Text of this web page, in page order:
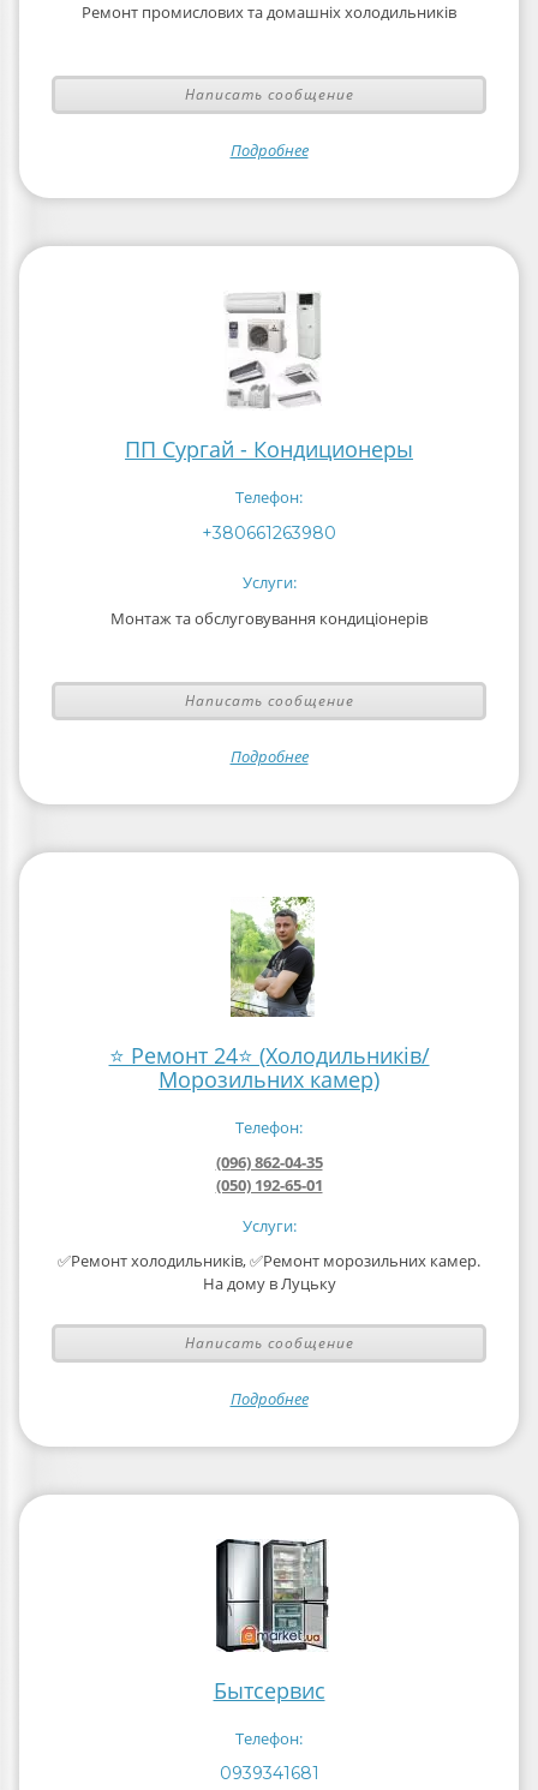
Ремонт промислових та домашніх холодильників
Написать сообщение
Подробнее
ПП Сургай - Кондиционеры
Телефон:
+380661263980
Услуги:
Монтаж та обслуговування кондиціонерів
Написать сообщение
Подробнее
⭐ Ремонт 24⭐ (Холодильників/
Морозильних камер)
Телефон:
(096) 862-04-35
(050) 192-65-01
Услуги:
✅Ремонт холодильників, ✅Ремонт морозильних камер.
На дому в Луцьку
Написать сообщение
Подробнее
Бытсервис
Телефон:
0939341681